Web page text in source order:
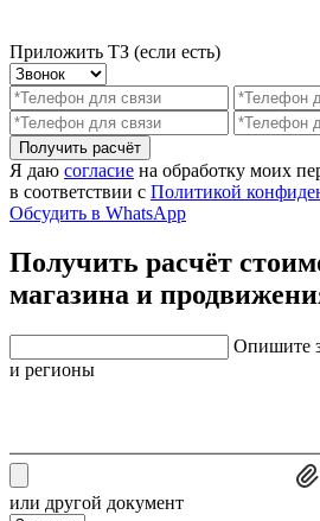
Приложить ТЗ (если есть)
Получить расчёт
Я даю согласие на обработку моих
в соответствии с Политикой
Обсудить в WhatsApp
Получить расчёт
магазина и
Опишите
и регионы
или другой документ